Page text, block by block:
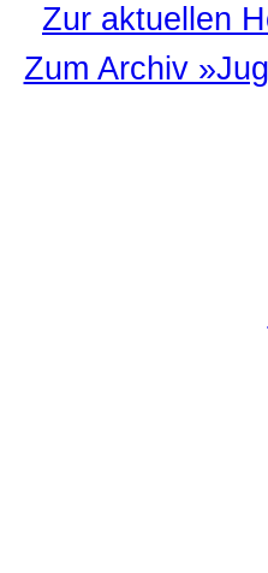
Zur aktuellen
Zum Archiv